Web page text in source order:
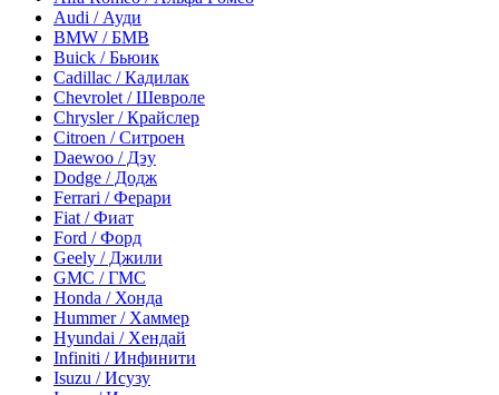
Audi / Ауди
BMW / БМВ
Buick / Бьюик
Cadillac / Кадилак
Chevrolet / Шевроле
Chrysler / Крайслер
Citroen / Ситроен
Daewoo / Дэу
Dodge / Додж
Ferrari / Ферари
Fiat / Фиат
Ford / Форд
Geely / Джили
GMC / ГМС
Honda / Хонда
Hummer / Хаммер
Hyundai / Хендай
Infiniti / Инфинити
Isuzu / Исузу